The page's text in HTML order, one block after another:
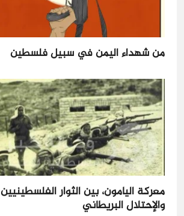
من شهداء اليمن في سبيل فلسطين
معركة اليامون، بين الثوار الفلسطينيين
والإحتلال البريطاني